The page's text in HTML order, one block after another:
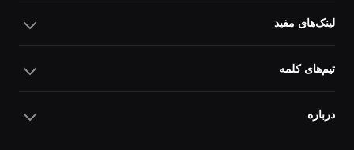
لینک‌های مفید
تیم‌های کلمه
درباره